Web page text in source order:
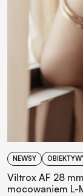
NEWSY
Viltrox AF 28
mocowaniem L-